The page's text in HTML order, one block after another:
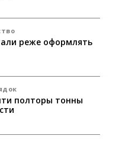
реже оформлять
полторы тонны